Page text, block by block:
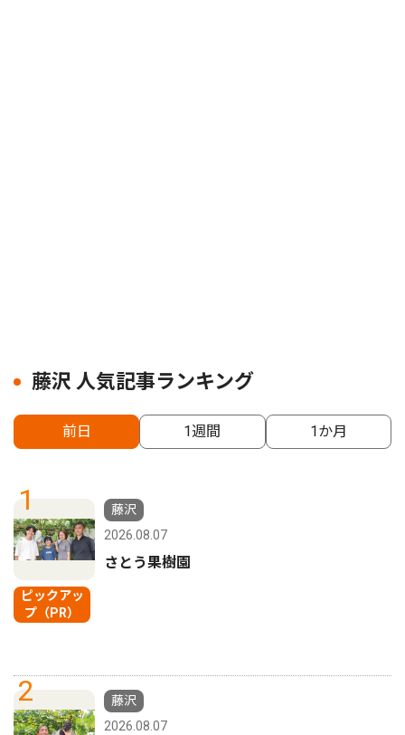
藤沢 人気記事ランキング
前日 1週間 1か月
1
ピックアッ
プ（PR）
藤沢
2026.08.07
さとう果樹園
2
藤沢
2026.08.07